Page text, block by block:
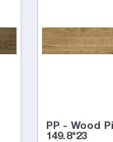
PP - Wood
149.8*23